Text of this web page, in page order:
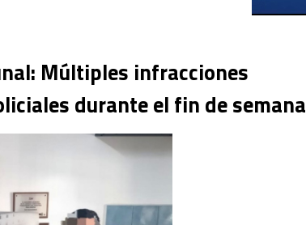
Múltiples infracciones
durante el fin de semana